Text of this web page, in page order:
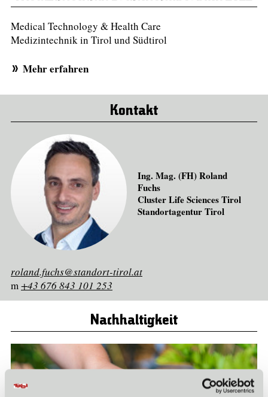
Medical Technology & Health Care
Medizintechnik in Tirol und Südtirol
Mehr erfahren
Kontakt
Ing. Mag. (FH) Roland
Fuchs
Cluster Life Sciences Tirol
Standortagentur Tirol
roland.fuchs@standort-tirol.at
m+43 676 843 101 253
Nachhaltigkeit